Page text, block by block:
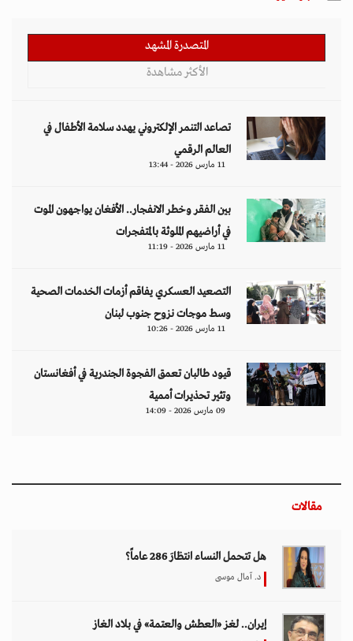
المتصدرة المشهد
الأكثر مشاهدة
تصاعد التنمر الإلكتروني يهدد سلامة الأطفال في
العالم الرقمي
11 مارس 2026 - 13:44
بين الفقر وخطر الانفجار.. الأفغان يواجهون الموت
في أراضيهم الملوثة بالمتفجرات
11 مارس 2026 - 11:19
التصعيد العسكري يفاقم أزمات الخدمات الصحية
وسط موجات نزوح جنوب لبنان
11 مارس 2026 - 10:26
قيود طالبان تعمق الفجوة الجندرية في أفغانستان
وتثير تحذيرات أممية
09 مارس 2026 - 14:09
مقالات
هل تتحمل النساء انتظارَ 286 عاماً؟
د. آمال موسى
إيران.. لغز «العطش والعتمة» في بلاد الغاز